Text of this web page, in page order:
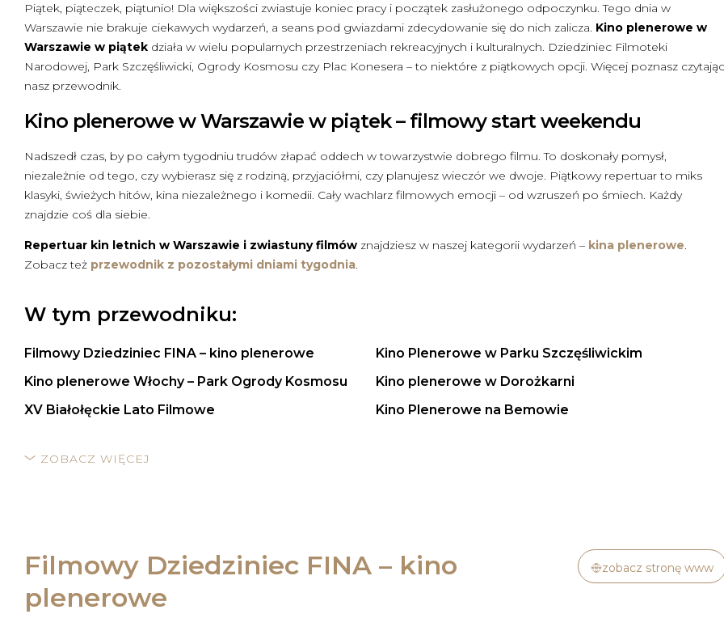
Piątek, piąteczek, piątunio! Dla większości zwiastuje koniec pracy i początek zasłużonego odpoczynku. Tego dnia w
Warszawie nie brakuje ciekawych wydarzeń, a seans pod gwiazdami zdecydowanie się do nich zalicza. Kino plenerowe w
Warszawie w piątek działa w wielu popularnych przestrzeniach rekreacyjnych i kulturalnych. Dziedziniec Filmoteki
Narodowej, Park Szczęśliwicki, Ogrody Kosmosu czy Plac Konesera – to niektóre z piątkowych opcji. Więcej poznasz czytając
nasz przewodnik.
Kino plenerowe w Warszawie w piątek – filmowy start weekendu
Nadszedł czas, by po całym tygodniu trudów złapać oddech w towarzystwie dobrego filmu. To doskonały pomysł,
niezależnie od tego, czy wybierasz się z rodziną, przyjaciółmi, czy planujesz wieczór we dwoje. Piątkowy repertuar to miks
klasyki, świeżych hitów, kina niezależnego i komedii. Cały wachlarz filmowych emocji – od wzruszeń po śmiech. Każdy
znajdzie coś dla siebie.
Repertuar kin letnich w Warszawie i zwiastuny filmów znajdziesz w naszej kategorii wydarzeń – kina plenerowe.
Zobacz też przewodnik z pozostałymi dniami tygodnia.
W tym przewodniku:
Filmowy Dziedziniec FINA – kino plenerowe
Kino Plenerowe w Parku Szczęśliwickim
Kino plenerowe Włochy – Park Ogrody Kosmosu
Kino plenerowe w Dorożkarni
XV Białołęckie Lato Filmowe
Kino Plenerowe na Bemowie
ZOBACZ WIĘCEJ
Filmowy Dziedziniec FINA – kino
plenerowe
zobacz stronę www